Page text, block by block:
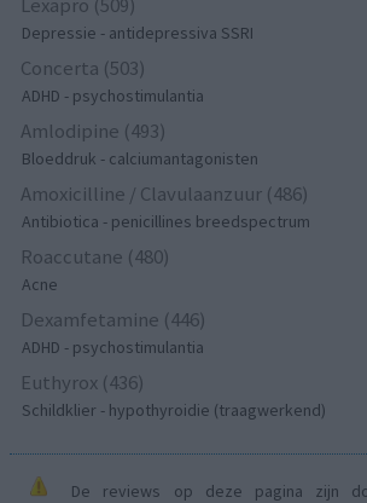
Depressie - antidepressiva SSRI
Concerta (503)
ADHD - psychostimulantia
Amlodipine (493)
Bloeddruk - calciumantagonisten
Amoxicilline / Clavulaanzuur (486)
Antibiotica - penicillines breedspectrum
Roaccutane (480)
Acne
Dexamfetamine (446)
ADHD - psychostimulantia
Euthyrox (436)
Schildklier - hypothyroidie (traagwerkend)
De reviews op deze pagina zijn